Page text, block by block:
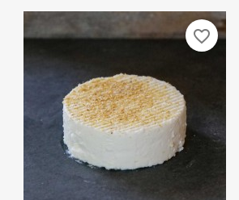
favorite_border